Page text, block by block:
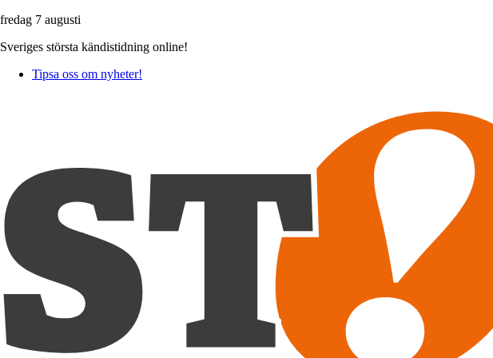
fredag 7 augusti
Sveriges största kändistidning online!
Tipsa oss om nyheter!